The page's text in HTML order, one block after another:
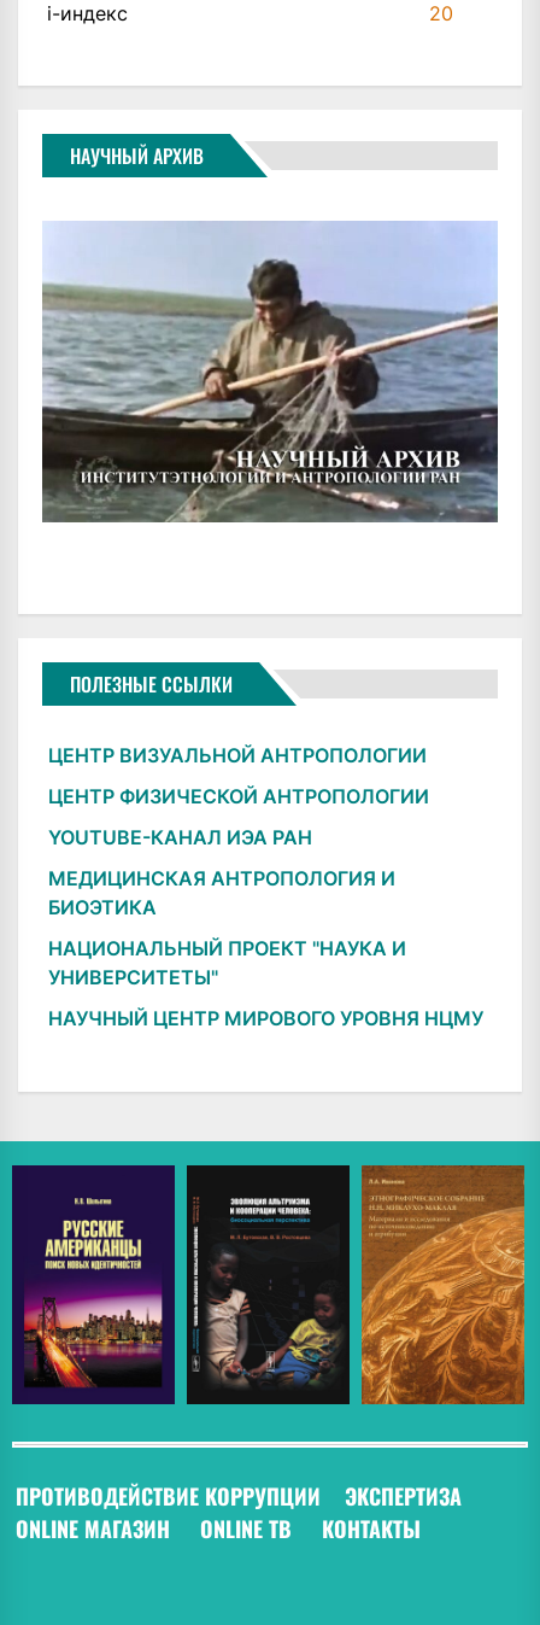
i-индекс
20
НАУЧНЫЙ АРХИВ
ПОЛЕЗНЫЕ ССЫЛКИ
ЦЕНТР ВИЗУАЛЬНОЙ АНТРОПОЛОГИИ
ЦЕНТР ФИЗИЧЕСКОЙ АНТРОПОЛОГИИ
YOUTUBE-КАНАЛ ИЭА РАН
МЕДИЦИНСКАЯ АНТРОПОЛОГИЯ И
БИОЭТИКА
НАЦИОНАЛЬНЫЙ ПРОЕКТ "НАУКА И
УНИВЕРСИТЕТЫ"
НАУЧНЫЙ ЦЕНТР МИРОВОГО УРОВНЯ НЦМУ
ПРОТИВОДЕЙСТВИЕ КОРРУПЦИИ ЭКСПЕРТИЗА
ONLINE МАГАЗИН
ONLINE ТВ КОНТАКТЫ